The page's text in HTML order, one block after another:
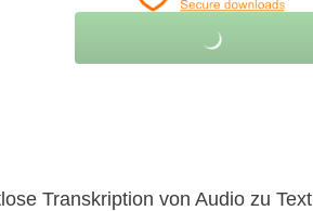
Transkription von Audio zu Text